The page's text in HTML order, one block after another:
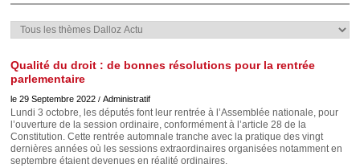
Qualité du droit : de bonnes résolutions pour la rentrée
parlementaire
le 29 Septembre 2022 / Administratif
Lundi 3 octobre, les députés font leur rentrée à l’Assemblée nationale, pour
l’ouverture de la session ordinaire, conformément à l’article 28 de la
Constitution. Cette rentrée automnale tranche avec la pratique des vingt
dernières années où les sessions extraordinaires organisées notamment en
septembre étaient devenues en réalité ordinaires.